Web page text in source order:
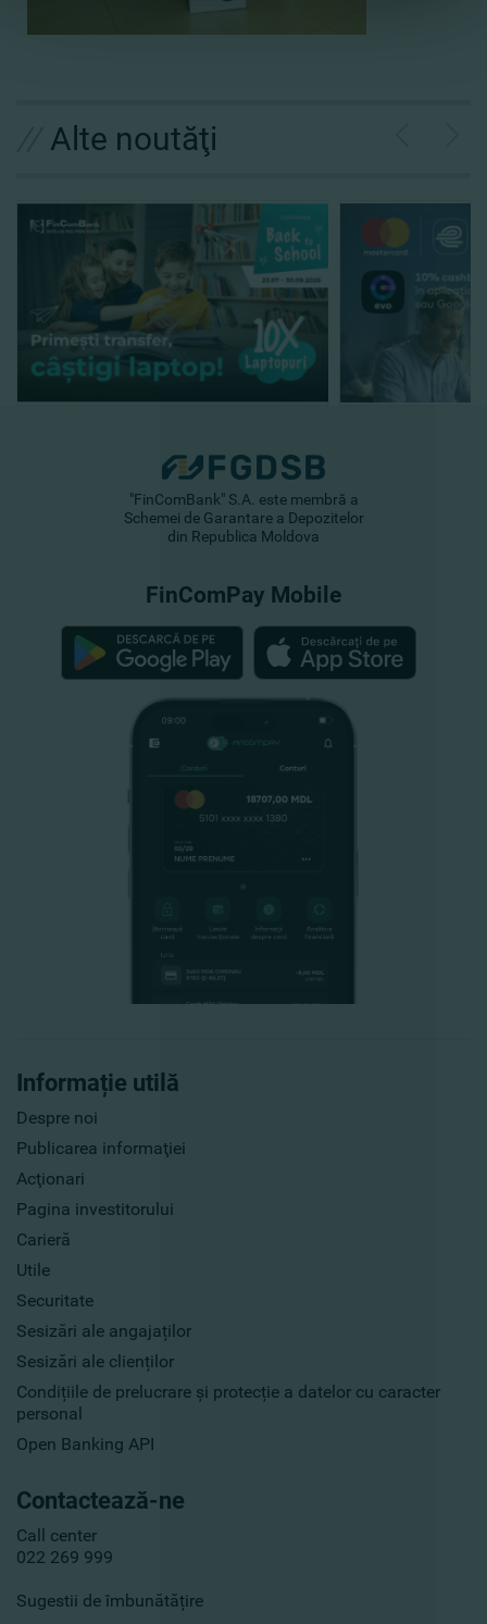
Alte noutăţi
Informație utilă
Despre noi
Publicarea informaţiei
Acţionari
Pagina investitorului
Carieră
Utile
Securitate
Sesizări ale angajaților
Sesizări ale clienților
Condițiile de prelucrare și protecție a datelor cu caracter
personal
Open Banking API
Contactează-ne
Call center
022 269 999
Sugestii de îmbunătățire
"FinComBank" S.A. este membră a
Schemei de Garantare a Depozitelor
din Republica Moldova
FinComPay Mobile